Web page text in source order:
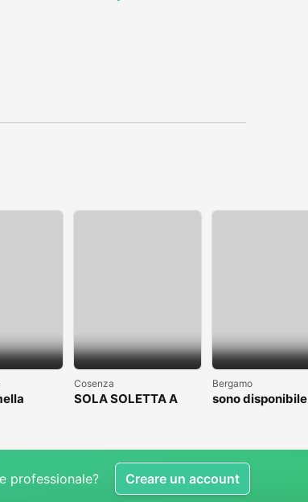
Cosenza
SOLA SOLETTA A
Bergamo
sono disponibile
professionale? Creare un account